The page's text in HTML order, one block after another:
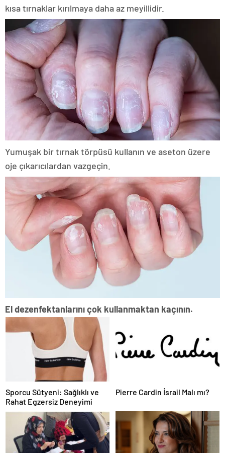
kısa tırnaklar kırılmaya daha az meyillidir.
Yumuşak bir tırnak törpüsü kullanın ve aseton üzere
oje çıkarıcılardan vazgeçin.
El dezenfektanlarını çok kullanmaktan kaçının.
Sporcu Sütyeni: Sağlıklı ve
Rahat Egzersiz Deneyimi
Pierre Cardin İsrail Malı mı?